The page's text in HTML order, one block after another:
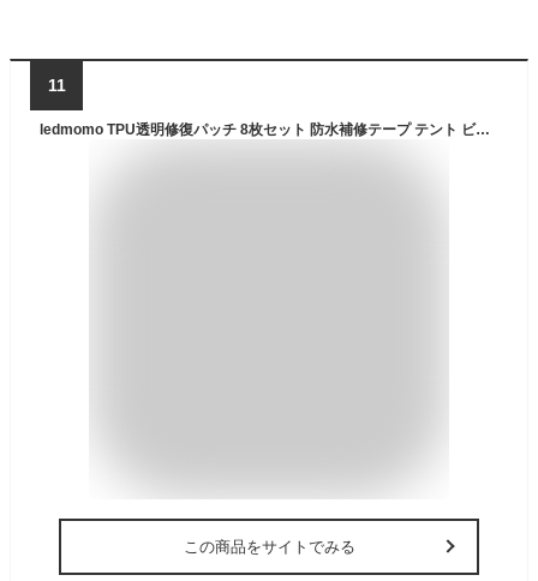
11
ledmomo TPU透明修復パッチ 8枚セット 防水補修テープ テント ビニール 布素材対応 アウトドア キャンプ用品の漏れ補修用
この商品をサイトでみる